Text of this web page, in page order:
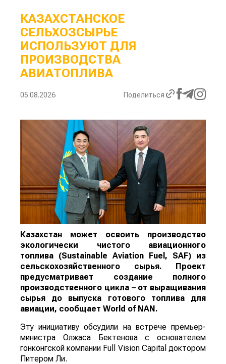
КАЗАХСТАНСКОЕ
СЕЛЬХОЗСЫРЬЕ
ИСПОЛЬЗУЮТ ДЛЯ
ПРОИЗВОДСТВА
АВИАТОПЛИВА
05.08.2026 Поделиться
Казахстан может освоить производство
экологически чистого авиационного
топлива (Sustainable Aviation Fuel, SAF) из
сельскохозяйственного сырья. Проект
предусматривает создание полного
производственного цикла – от выращивания
сырья до выпуска готового топлива для
авиации, сообщает World of NAN.
Эту инициативу обсудили на встрече премьер-
министра Олжаса Бектенова с основателем
гонконгской компании Full Vision Capital доктором
Питером Ли.